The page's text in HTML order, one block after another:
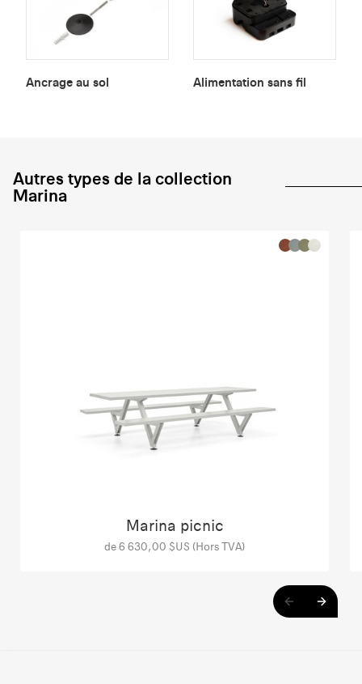
Ancrage au sol Alimentation sans fil
Autres types de la collection
Marina
Marina picnic
de 6 630,00 $US (Hors TVA)